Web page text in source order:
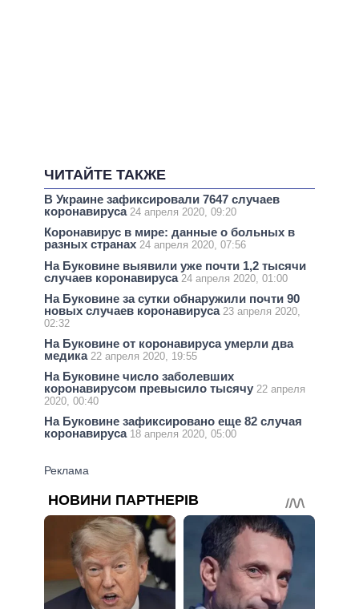
ЧИТАЙТЕ ТАКЖЕ
В Украине зафиксировали 7647 случаев
коронавируса 24 апреля 2020, 09:20
Коронавирус в мире: данные о больных в
разных странах 24 апреля 2020, 07:56
На Буковине выявили уже почти 1,2 тысячи
случаев коронавируса 24 апреля 2020, 01:00
На Буковине за сутки обнаружили почти 90
новых случаев коронавируса 23 апреля 2020,
02:32
На Буковине от коронавируса умерли два
медика 22 апреля 2020, 19:55
На Буковине число заболевших
коронавирусом превысило тысячу 22 апреля
2020, 00:40
На Буковине зафиксировано еще 82 случая
коронавируса 18 апреля 2020, 05:00